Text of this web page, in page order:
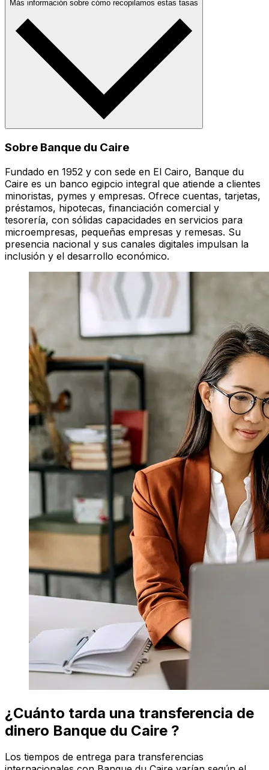
Más información sobre cómo recopilamos estas tasas
Sobre Banque du Caire
Fundado en 1952 y con sede en El Cairo, Banque du
Caire es un banco egipcio integral que atiende a clientes
minoristas, pymes y empresas. Ofrece cuentas, tarjetas,
préstamos, hipotecas, financiación comercial y
tesorería, con sólidas capacidades en servicios para
microempresas, pequeñas empresas y remesas. Su
presencia nacional y sus canales digitales impulsan la
inclusión y el desarrollo económico.
¿Cuánto tarda una transferencia de
dinero Banque du Caire ?
Los tiempos de entrega para transferencias